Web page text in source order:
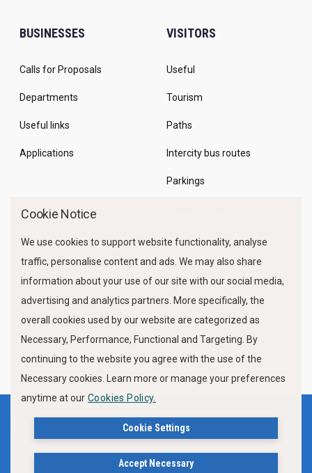
BUSINESSES
Calls for Proposals
Departments
Useful links
Applications
VISITORS
Useful
Tourism
Paths
Intercity bus routes
Parkings
FOLLOW US
Privacy Policy
Δήλωση Προσβασιμότητας Ιστότοπου Δήμου Βόλου
Cookie Notice
We use cookies to support website functionality, analyse
traffic, personalise content and ads. We may also share
information about your use of our site with our social media,
advertising and analytics partners. More specifically, the
overall cookies used by our website are categorized as
Necessary, Performance, Functional and Targeting. By
continuing to the website you agree with the use of the
Necessary cookies. Learn more or manage your preferences
anytime at our Cookies Policy.
Cookie Settings
Accept Necessary